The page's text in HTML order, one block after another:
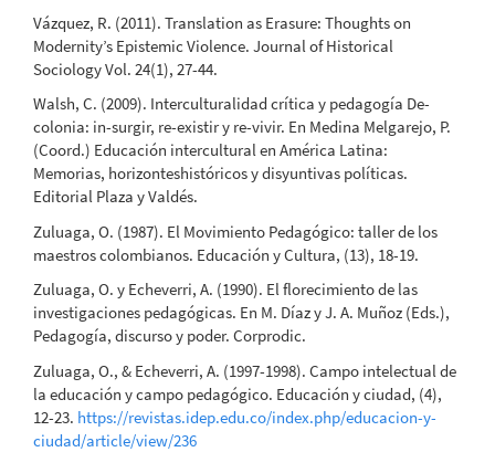
Vázquez, R. (2011). Translation as Erasure: Thoughts on
Modernity’s Epistemic Violence. Journal of Historical
Sociology Vol. 24(1), 27-44.
Walsh, C. (2009). Interculturalidad crítica y pedagogía De-
colonia: in-surgir, re-existir y re-vivir. En Medina Melgarejo, P.
(Coord.) Educación intercultural en América Latina:
Memorias, horizonteshistóricos y disyuntivas políticas.
Editorial Plaza y Valdés.
Zuluaga, O. (1987). El Movimiento Pedagógico: taller de los
maestros colombianos. Educación y Cultura, (13), 18-19.
Zuluaga, O. y Echeverri, A. (1990). El florecimiento de las
investigaciones pedagógicas. En M. Díaz y J. A. Muñoz (Eds.),
Pedagogía, discurso y poder. Corprodic.
Zuluaga, O., & Echeverri, A. (1997-1998). Campo intelectual de
la educación y campo pedagógico. Educación y ciudad, (4),
12-23. https://revistas.idep.edu.co/index.php/educacion-y-
ciudad/article/view/236